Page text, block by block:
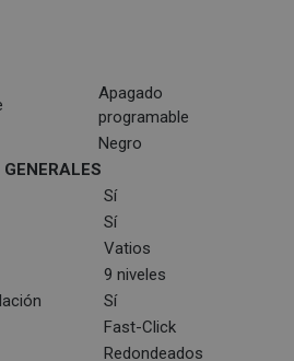
Apagado
programable
Negro
Sí
Sí
Vatios
9 niveles
Sí
Fast-Click
Redondeados